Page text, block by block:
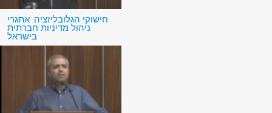
חישוקי הגלובליזציה: אתגרי
ניהול מדיניות חברתית
בישראל